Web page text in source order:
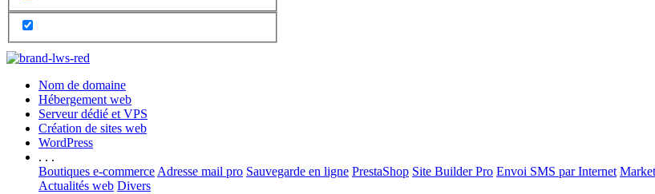
Nom de domaine
Hébergement web
Serveur dédié et VPS
Création de sites web
WordPress
. . .
Boutiques e-commerce Adresse mail pro Sauvegarde en ligne PrestaShop Site Builder Pro Envoi SMS par Internet
Actualités web Divers